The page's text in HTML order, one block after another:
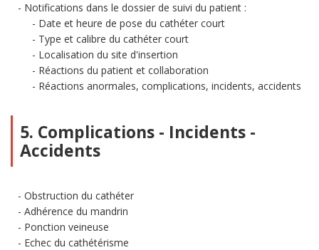
Notifications dans le dossier de suivi du patient :
Date et heure de pose du cathéter court
Type et calibre du cathéter court
Localisation du site d'insertion
Réactions du patient et collaboration
Réactions anormales, complications, incidents, accidents
5. Complications - Incidents -
Accidents
Obstruction du cathéter
Adhérence du mandrin
Ponction veineuse
Echec du cathétérisme